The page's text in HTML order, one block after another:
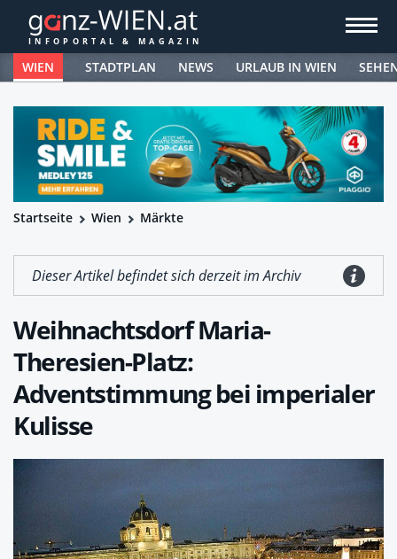
WIEN STADTPLAN NEWS URLAUB IN WIEN
Startseite Wien Märkte
Dieser Artikel befindet sich derzeit im Archiv
Weihnachtsdorf Maria-
Theresien-Platz:
Adventstimmung bei imperialer
Kulisse